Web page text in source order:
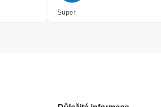
Super